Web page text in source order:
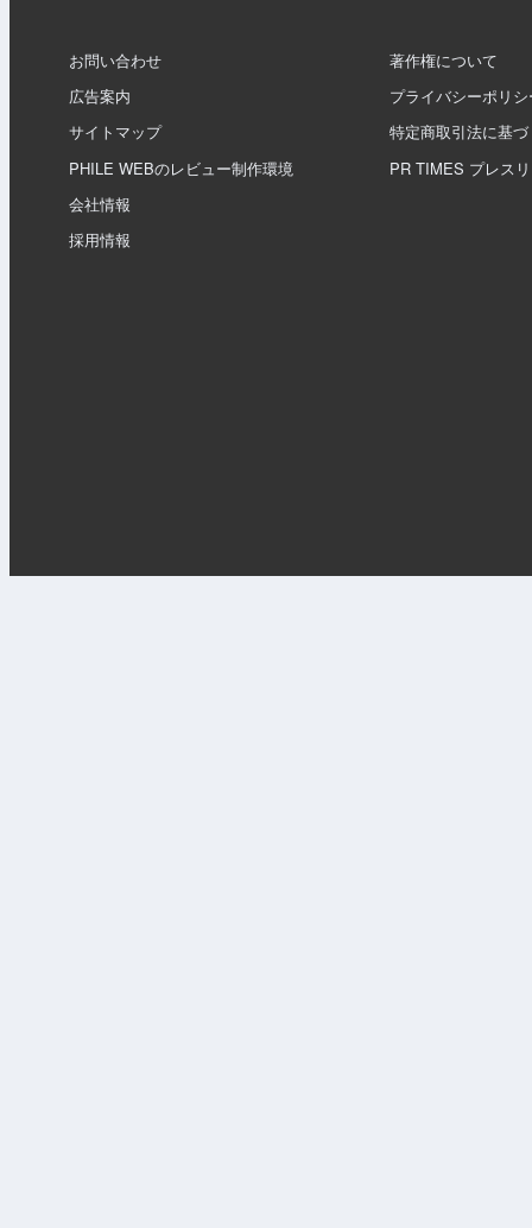
お問い合わせ
広告案内
サイトマップ
PHILE WEBのレビュー制作環境
会社情報
採用情報
著作権について
プライバシーポリ
特定商取引法に基
PR TIMES プレス